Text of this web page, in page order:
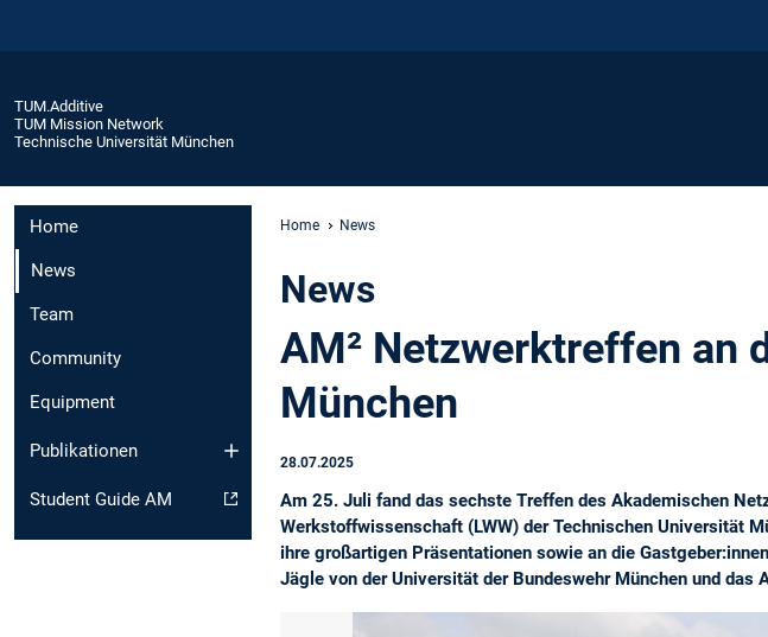
TUM.Additive
TUM Mission Network
Technische Universität München
Home
News
Team
Community
Equipment
Publikationen
Student Guide AM
Home News
News
AM² Netzwerktreffen an
München
28.07.2025
Am 25. Juli fand das sechste Treffen des Akademischen
Werkstoffwissenschaft (LWW) der Technischen Universität
ihre großartigen Präsentationen sowie an die
Jägle von der Universität der Bundeswehr München und das